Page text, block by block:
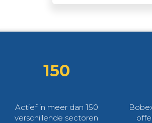
150
Actief in meer dan 150
verschillende sectoren